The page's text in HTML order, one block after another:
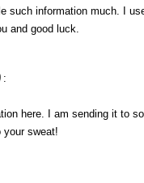
such information much. I
and good luck.
:
here. I am sending it to
your sweat!